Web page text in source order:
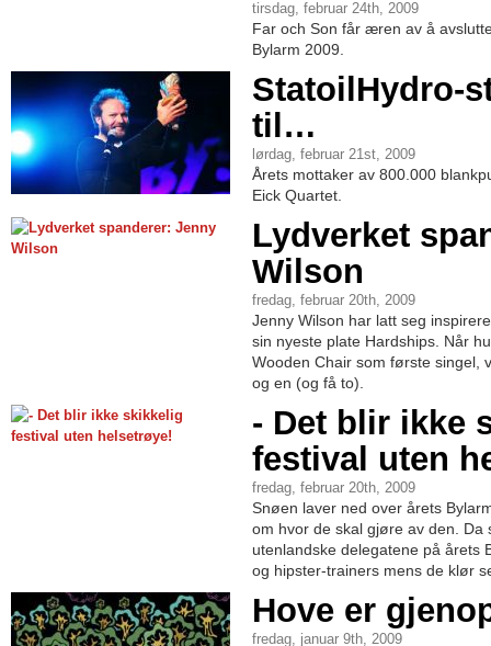
tirsdag, februar 24th, 2009
Far och Son får æren av å
Bylarm 2009.
StatoilHydro-
til…
lørdag, februar 21st, 2009
Årets mottaker av 800.000
Eick Quartet.
Lydverket
Wilson
fredag, februar 20th, 2009
Jenny Wilson har latt seg
sin nyeste plate Hardships. Når
Wooden Chair som første singel,
og en (og få to).
- Det blir ikke
festival uten
fredag, februar 20th, 2009
Snøen laver ned over årets
om hvor de skal gjøre av den. Da
utenlandske delegatene på årets
og hipster-trainers mens de klør
Hove er
fredag, januar 9th, 2009